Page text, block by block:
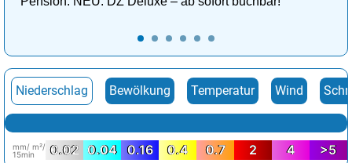
Niederschlag Bewölkung Temperatur Wind
mm/ m²/
15min
0.02 0.04 0.16 0.4 0.7 2 4 >5